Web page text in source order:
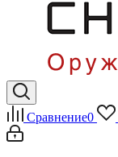
Сравнение0